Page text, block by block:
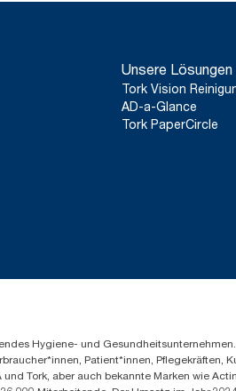
Unsere Lösungen
Tork Vision
AD-a-Glance
Tork PaperCircle
Hygiene- und
Patient*innen,
Tork, aber auch bekannte Marken wie